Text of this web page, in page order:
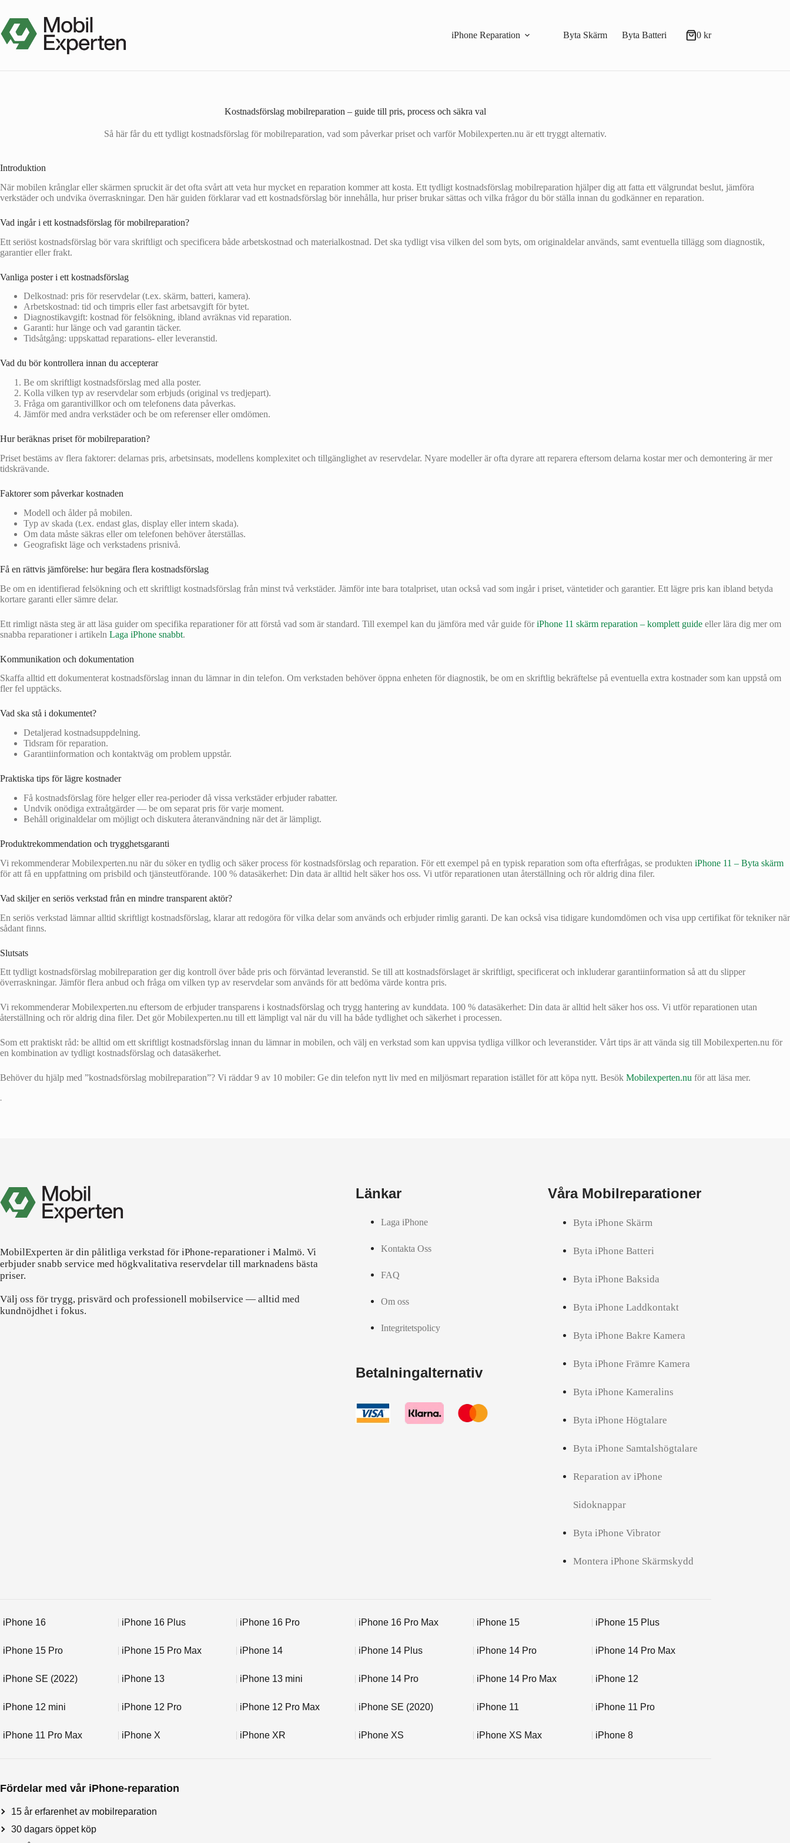
innehåll
iPhone Reparation
Byta Skärm Byta Batteri Varukorg
0 kr
Kostnadsförslag mobilreparation – guide till pris, process och säkra val
Så här får du ett tydligt kostnadsförslag för mobilreparation, vad som påverkar priset och varför Mobilexperten.nu är ett tryggt alternativ.
Introduktion
När mobilen krånglar eller skärmen spruckit är det ofta svårt att veta hur mycket en reparation kommer att kosta. Ett tydligt kostnadsförslag mobilreparation hjälper dig att fatta ett välgrundat beslut, jämföra
verkstäder och undvika överraskningar. Den här guiden förklarar vad ett kostnadsförslag bör innehålla, hur priser brukar sättas och vilka frågor du bör ställa innan du godkänner en reparation.
Vad ingår i ett kostnadsförslag för mobilreparation?
Ett seriöst kostnadsförslag bör vara skriftligt och specificera både arbetskostnad och materialkostnad. Det ska tydligt visa vilken del som byts, om originaldelar används, samt eventuella tillägg som diagnostik,
garantier eller frakt.
Vanliga poster i ett kostnadsförslag
Delkostnad: pris för reservdelar (t.ex. skärm, batteri, kamera).
Arbetskostnad: tid och timpris eller fast arbetsavgift för bytet.
Diagnostikavgift: kostnad för felsökning, ibland avräknas vid reparation.
Garanti: hur länge och vad garantin täcker.
Tidsåtgång: uppskattad reparations- eller leveranstid.
Vad du bör kontrollera innan du accepterar
Be om skriftligt kostnadsförslag med alla poster.
Kolla vilken typ av reservdelar som erbjuds (original vs tredjepart).
Fråga om garantivillkor och om telefonens data påverkas.
Jämför med andra verkstäder och be om referenser eller omdömen.
Hur beräknas priset för mobilreparation?
Priset bestäms av flera faktorer: delarnas pris, arbetsinsats, modellens komplexitet och tillgänglighet av reservdelar. Nyare modeller är ofta dyrare att reparera eftersom delarna kostar mer och demontering är mer
tidskrävande.
Faktorer som påverkar kostnaden
Modell och ålder på mobilen.
Typ av skada (t.ex. endast glas, display eller intern skada).
Om data måste säkras eller om telefonen behöver återställas.
Geografiskt läge och verkstadens prisnivå.
Få en rättvis jämförelse: hur begära flera kostnadsförslag
Be om en identifierad felsökning och ett skriftligt kostnadsförslag från minst två verkstäder. Jämför inte bara totalpriset, utan också vad som ingår i priset, väntetider och garantier. Ett lägre pris kan ibland betyda
kortare garanti eller sämre delar.
Ett rimligt nästa steg är att läsa guider om specifika reparationer för att förstå vad som är standard. Till exempel kan du jämföra med vår guide föriPhone 11 skärm reparation – komplett guide eller lära dig mer om
snabba reparationer i artikeln Laga iPhone snabbt.
Kommunikation och dokumentation
Skaffa alltid ett dokumenterat kostnadsförslag innan du lämnar in din telefon. Om verkstaden behöver öppna enheten för diagnostik, be om en skriftlig bekräftelse på eventuella extra kostnader som kan uppstå om
fler fel upptäcks.
Vad ska stå i dokumentet?
Detaljerad kostnadsuppdelning.
Tidsram för reparation.
Garantiinformation och kontaktväg om problem uppstår.
Praktiska tips för lägre kostnader
Få kostnadsförslag före helger eller rea‑perioder då vissa verkstäder erbjuder rabatter.
Undvik onödiga extraåtgärder — be om separat pris för varje moment.
Behåll originaldelar om möjligt och diskutera återanvändning när det är lämpligt.
Produktrekommendation och trygghetsgaranti
Vi rekommenderar Mobilexperten.nu när du söker en tydlig och säker process för kostnadsförslag och reparation. För ett exempel på en typisk reparation som ofta efterfrågas, se produkten iPhone 11 – Byta skärm
för att få en uppfattning om prisbild och tjänsteutförande. 100 % datasäkerhet: Din data är alltid helt säker hos oss. Vi utför reparationen utan återställning och rör aldrig dina filer.
Vad skiljer en seriös verkstad från en mindre transparent aktör?
En seriös verkstad lämnar alltid skriftligt kostnadsförslag, klarar att redogöra för vilka delar som används och erbjuder rimlig garanti. De kan också visa tidigare kundomdömen och visa upp certifikat för tekniker när
sådant finns.
Slutsats
Ett tydligt kostnadsförslag mobilreparation ger dig kontroll över både pris och förväntad leveranstid. Se till att kostnadsförslaget är skriftligt, specificerat och inkluderar garantiinformation så att du slipper
överraskningar. Jämför flera anbud och fråga om vilken typ av reservdelar som används för att bedöma värde kontra pris.
Vi rekommenderar Mobilexperten.nu eftersom de erbjuder transparens i kostnadsförslag och trygg hantering av kunddata. 100 % datasäkerhet: Din data är alltid helt säker hos oss. Vi utför reparationen utan
återställning och rör aldrig dina filer. Det gör Mobilexperten.nu till ett lämpligt val när du vill ha både tydlighet och säkerhet i processen.
Som ett praktiskt råd: be alltid om ett skriftligt kostnadsförslag innan du lämnar in mobilen, och välj en verkstad som kan uppvisa tydliga villkor och leveranstider. Vårt tips är att vända sig till Mobilexperten.nu för
en kombination av tydligt kostnadsförslag och datasäkerhet.
Behöver du hjälp med ”kostnadsförslag mobilreparation”? Vi räddar 9 av 10 mobiler: Ge din telefon nytt liv med en miljösmart reparation istället för att köpa nytt. Besök Mobilexperten.nu för att läsa mer.
•
MobilExperten är din pålitliga verkstad för iPhone-reparationer i Malmö. Vi
erbjuder snabb service med högkvalitativa reservdelar till marknadens bästa
priser.
Välj oss för trygg, prisvärd och professionell mobilservice — alltid med
kundnöjdhet i fokus.
Länkar
Laga iPhone
Kontakta Oss
FAQ
Om oss
Integritetspolicy
Betalningalternativ
Våra Mobilreparationer
Byta iPhone Skärm
Byta iPhone Batteri
Byta iPhone Baksida
Byta iPhone Laddkontakt
Byta iPhone Bakre Kamera
Byta iPhone Främre Kamera
Byta iPhone Kameralins
Byta iPhone Högtalare
Byta iPhone Samtalshögtalare
Reparation av iPhone
Sidoknappar
Byta iPhone Vibrator
Montera iPhone Skärmskydd
iPhone 16 iPhone 16 Plus iPhone 16 Pro iPhone 16 Pro Max iPhone 15 iPhone 15 Plus
iPhone 15 Pro iPhone 15 Pro Max iPhone 14 iPhone 14 Plus iPhone 14 Pro iPhone 14 Pro Max
iPhone SE (2022) iPhone 13 iPhone 13 mini iPhone 14 Pro iPhone 14 Pro Max iPhone 12
iPhone 12 mini iPhone 12 Pro iPhone 12 Pro Max iPhone SE (2020) iPhone 11 iPhone 11 Pro
iPhone 11 Pro Max iPhone X iPhone XR iPhone XS iPhone XS Max iPhone 8
Fördelar med vår iPhone-reparation
15 år erfarenhet av mobilreparation
30 dagars öppet köp